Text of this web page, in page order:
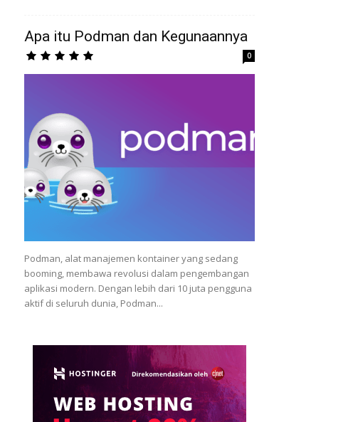
Apa itu Podman dan Kegunaannya
0
Podman, alat manajemen kontainer yang sedang
booming, membawa revolusi dalam pengembangan
aplikasi modern. Dengan lebih dari 10 juta pengguna
aktif di seluruh dunia, Podman...